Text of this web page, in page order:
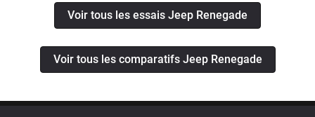
Voir tous les essais Jeep Renegade
Voir tous les comparatifs Jeep Renegade